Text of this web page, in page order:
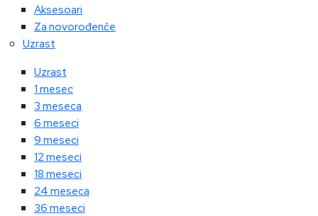
Aksesoari
Za novorođenče
Uzrast
Uzrast
1 mesec
3 meseca
6 meseci
9 meseci
12 meseci
18 meseci
24 meseca
36 meseci